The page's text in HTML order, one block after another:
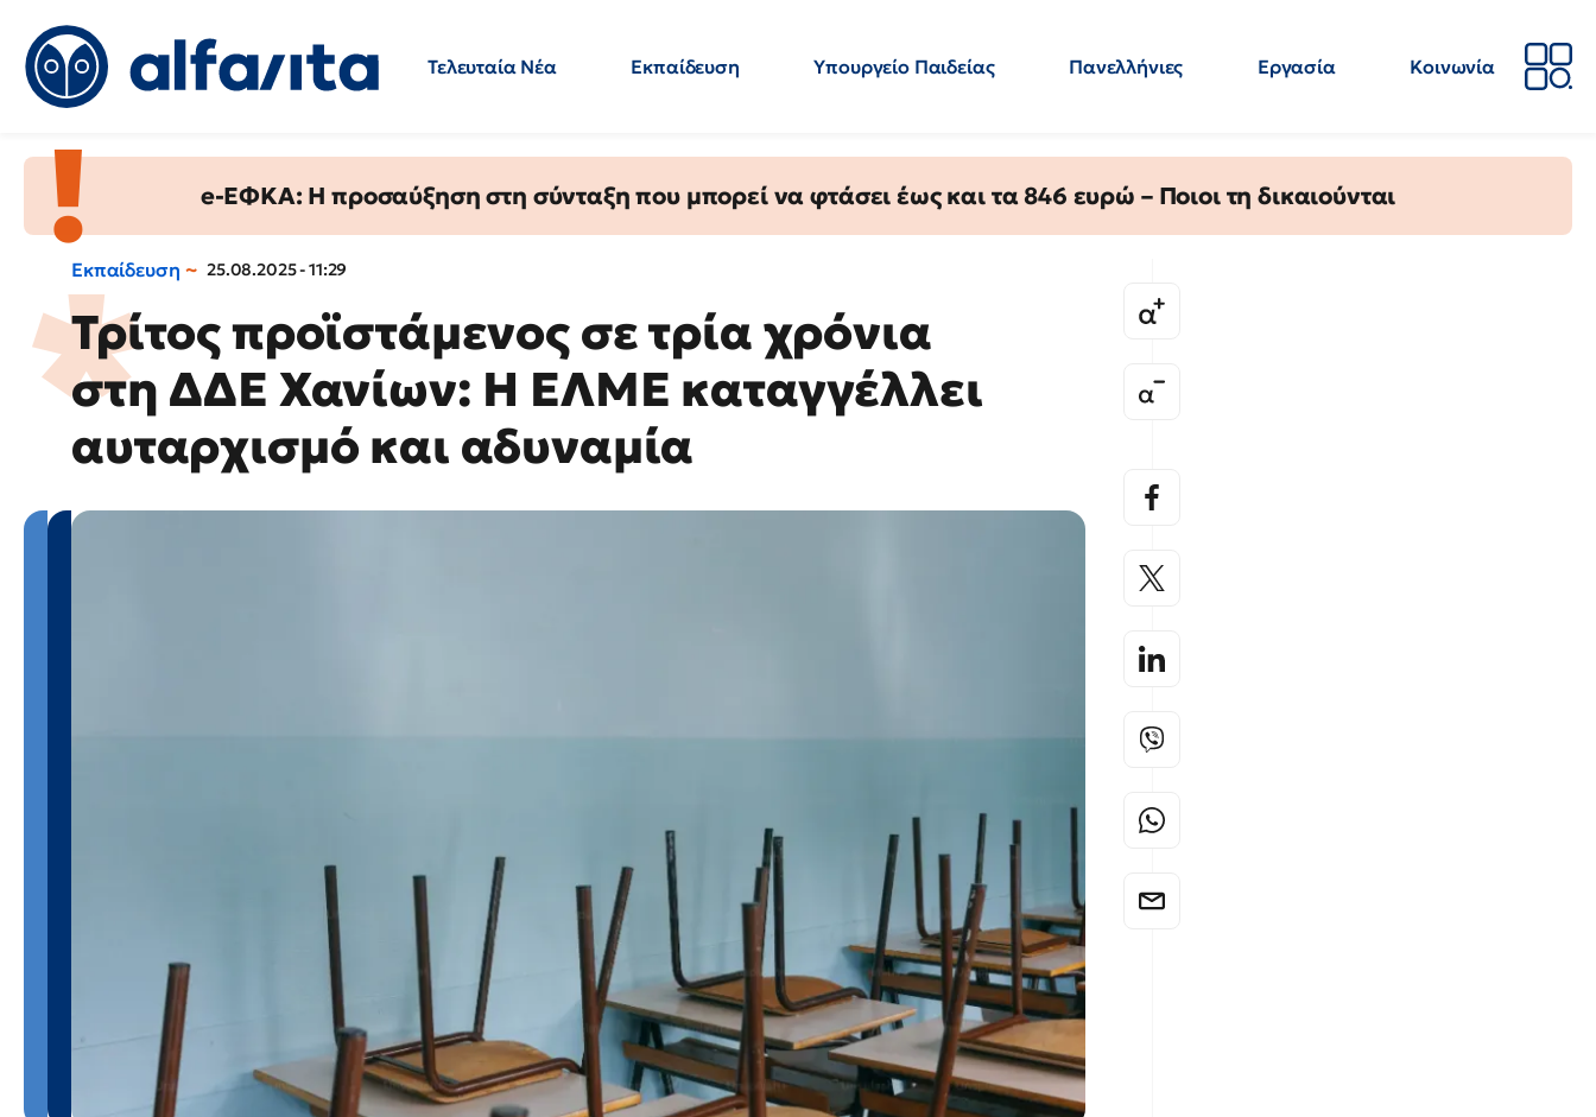
Τελευταία Νέα Εκπαίδευση Υπουργείο Παιδείας Πανελλήνιες Εργασία
Κοινωνία
e-ΕΦΚΑ: Η προσαύξηση στη σύνταξη που μπορεί να φτάσει έως και τα 846 ευρώ – Ποιοι τη δικαιούνται
Εκπαίδευση 25.08.2025 - 11:29
Τρίτος προϊστάμενος σε τρία χρόνια
στη ΔΔΕ Χανίων: Η ΕΛΜΕ καταγγέλλει
αυταρχισμό και αδυναμία